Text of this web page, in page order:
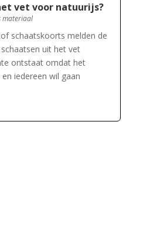
vet voor natuurijs?
materiaal
schaatskoorts melden de
uit het vet
ontstaat omdat het
iedereen wil gaan